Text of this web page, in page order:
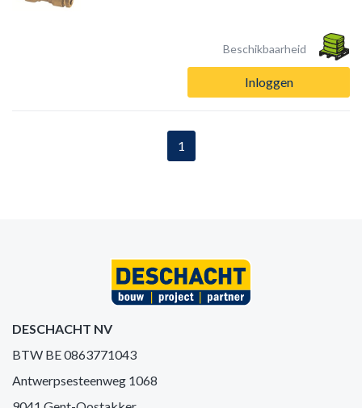
Beschikbaarheid
Inloggen
1
DESCHACHT NV
BTW BE 0863771043
Antwerpsesteenweg 1068